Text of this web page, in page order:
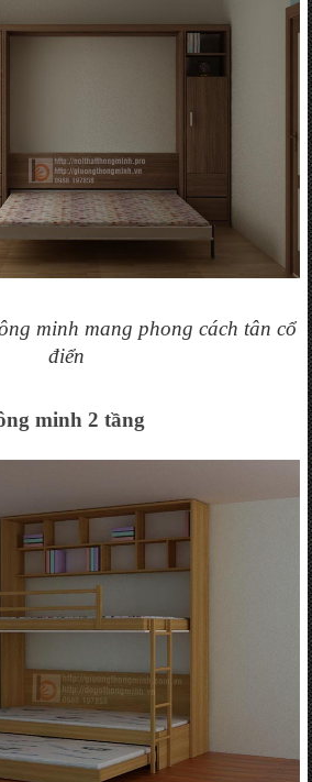
minh mang phong cách tân cổ
điển
minh 2 tầng